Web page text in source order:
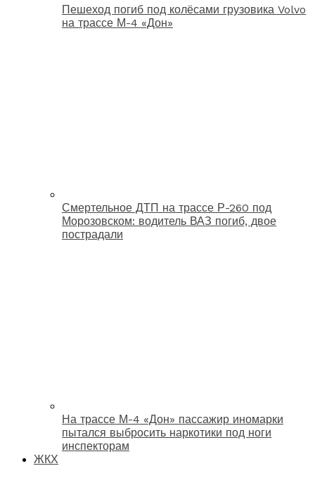
Пешеход погиб под колёсами грузовика Volvo
на трассе М-4 «Дон»
Смертельное ДТП на трассе Р-260 под
Морозовском: водитель ВАЗ погиб, двое
пострадали
На трассе М-4 «Дон» пассажир иномарки
пытался выбросить наркотики под ноги
инспекторам
ЖКХ